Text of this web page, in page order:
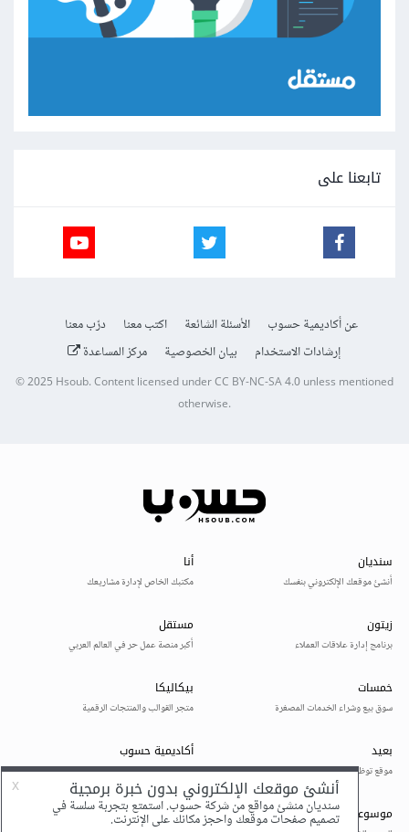
تابعنا على
عن أكاديمية حسوب الأسئلة الشائعة اكتب معنا
درّب معنا
إرشادات الاستخدام
بيان الخصوصية مركز المساعدة
© 2025Hsoub.Content licensed underCC BY-NC-SA 4.0unless mentioned
otherwise.